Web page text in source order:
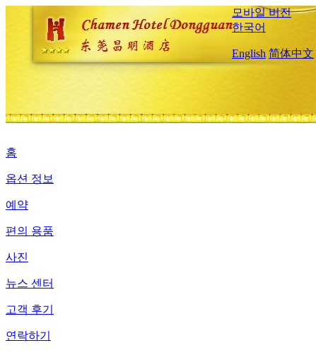
모바일 버전
한국어
English 简体中文
홈
옵션 정보
예약
편의 용품
사진
뉴스 센터
고객 후기
연락하기